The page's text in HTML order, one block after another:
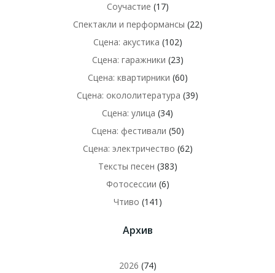
Соучастие (17)
Спектакли и перформансы (22)
Сцена: акустика (102)
Сцена: гаражники (23)
Сцена: квартирники (60)
Сцена: окололитература (39)
Сцена: улица (34)
Сцена: фестивали (50)
Сцена: электричество (62)
Тексты песен (383)
Фотосессии (6)
Чтиво (141)
Архив
2026 (74)